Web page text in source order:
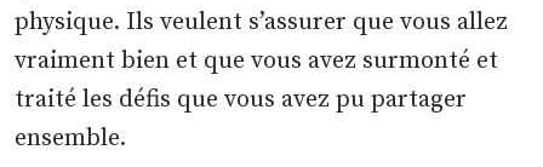
physique. Ils veulent s’assurer que vous allez
vraiment bien et que vous avez surmonté et
traité les défis que vous avez pu partager
ensemble.